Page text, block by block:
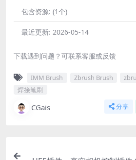
包含资源: (1个)
最近更新: 2026-05-14
下载遇到问题？可联系客服或反馈
IMM Brush Zbrush Brush
焊接笔刷
CGais 分享